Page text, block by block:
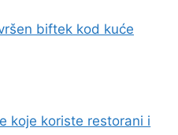
biftek kod kuće
koje koriste restorani i